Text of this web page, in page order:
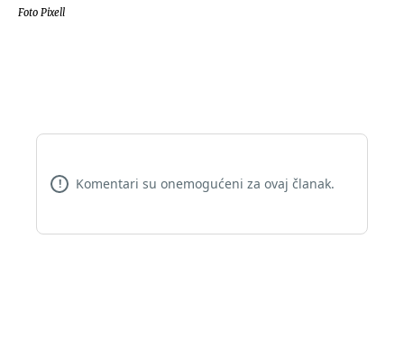
Foto Pixell
! Komentari su onemogućeni za ovaj članak.